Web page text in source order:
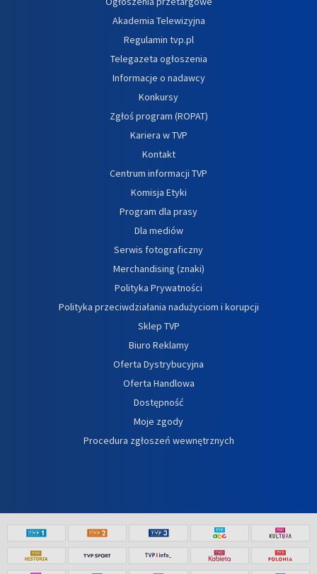
Akademia Telewizyjna
Regulamin tvp.pl
Telegazeta ogłoszenia
Informacje o nadawcy
Konkursy
Zgłoś program (ROPAT)
Kariera w TVP
Kontakt
Centrum informacji TVP
Komisja Etyki
Program dla prasy
Dla mediów
Serwis fotograficzny
Merchandising (znaki)
Polityka Prywatności
Polityka przeciwdziałania nadużyciom i korupcji
Sklep TVP
Biuro Reklamy
Oferta Dystrybucyjna
Oferta Handlowa
Dostępność
Moje zgody
Procedura zgłoszeń wewnętrznych